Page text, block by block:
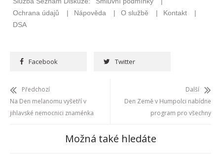
Facebook Twitter
Předchozí
Na Den melanomu vyšetří v
jihlavské nemocnici znaménka
Další
Den Země v Humpolci nabídne
program pro všechny
Možná také hledáte